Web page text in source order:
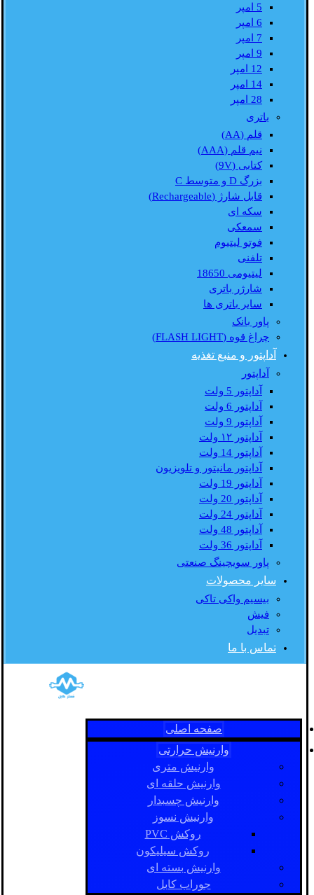
5 امپر
6 امپر
7 امپر
9 امپر
12 امپر
14 امپر
28 امپر
باتری
قلم (AA)
نیم قلم (AAA)
کتابی (9V)
بزرگ D و متوسط C
قابل شارژ (Rechargeable)
سکه ای
سمعکی
فوتو لیتیوم
تلفنی
لیتیومی 18650
شارژر باتری
سایر باتری ها
پاور بانک
چراغ قوه (FLASH LIGHT)
آداپتور و منبع تغذیه
آداپتور
آداپتور 5 ولت
آداپتور 6 ولت
آداپتور 9 ولت
آداپتور ۱۲ ولت
آداپتور 14 ولت
آداپتور مانیتور و تلویزیون
آداپتور 19 ولت
آداپتور 20 ولت
آداپتور 24 ولت
آداپتور 48 ولت
آداپتور 36 ولت
پاور سویچینگ صنعتی
سایر محصولات
بیسیم واکی تاکی
فیش
تبدیل
تماس با ما
صفحه اصلی
وارنیش حرارتی
وارنیش متری
وارنیش حلقه ای
وارنیش چسبدار
وارنیش نسوز
روکش PVC
روکش سیلیکون
وارنیش بسته ای
جوراب کابل